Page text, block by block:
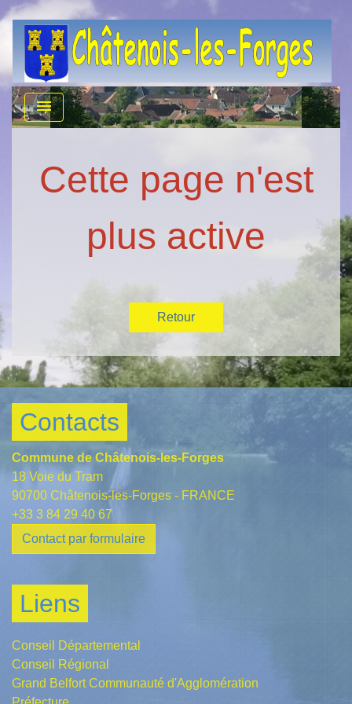
menu
Cette page n'est
plus active
Retour
Contacts
Commune de Châtenois-les-Forges
18 Voie du Tram
90700 Châtenois-les-Forges - FRANCE
+33 3 84 29 40 67
Contact par formulaire
Liens
Conseil Départemental
Conseil Régional
Grand Belfort Communauté d'Agglomération